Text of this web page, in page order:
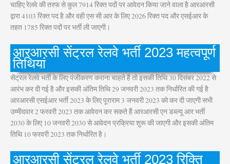
चाहिए रेलवे की तरफ से कुल 7914 रिक्त पदों पर आवेदन किया जाने वाला है आरआरसी
द्वारा 4103 रिक्त पद है और वही एस सी आर के लिए 2026 रिक्त पद और एसईआर के
तहत 1785 रिक्त पदों पर भर्ती ली जाएगी।
आरआरसी सेंट्रल रेलवे भर्ती 2023 महत्वपूर्ण
तिथियां
सेंट्रल रेलवे भर्ती के लिए पंजीकरण कराना चाहते हैं तो इसकी तिथि 30 दिसंबर 2022 से
आरंभ कर दी गई है और इसकी अंतिम तिथि 29 जनवरी 2023 तक निर्धारित की गई है
आरआरसी एसईआर भर्ती 2023 के लिए पूराराम 3 जनवरी 2023 को कर दी जाएगी सभी
उम्मीदवार 2 फरवरी 2023 तक आवेदन कर सकते हैं आरआरसी एन डब्ल्यू आर भर्ती
2030 के लिए 10 जनवरी 2030 से आवेदन प्रक्रिया शुरू की जाएगी और इसकी अंतिम
तिथि 10 फरवरी 2023 तक निर्धारित है।
आरआरसी सेंट्रल रेलवे भर्ती 2023 रिक्ति